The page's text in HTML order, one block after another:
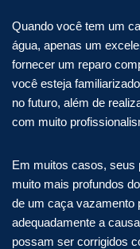
Quando você tem um
água, apenas um
fornecer um reparo
você esteja
no futuro, além de
com muito
Em muitos casos, seus
muito mais profundos
de um caça vazamento
adequadamente a
possam ser corrigidos